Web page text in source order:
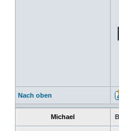
Nach oben
Michael